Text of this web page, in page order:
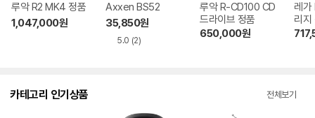
루악 R2 MK4 정품
1,047,000원
Axxen BS52
35,850원
5.0 (2)
루악 R-CD100 CD
드라이브 정품
650,000원
레
리지
카테고리 인기상품 전체보기